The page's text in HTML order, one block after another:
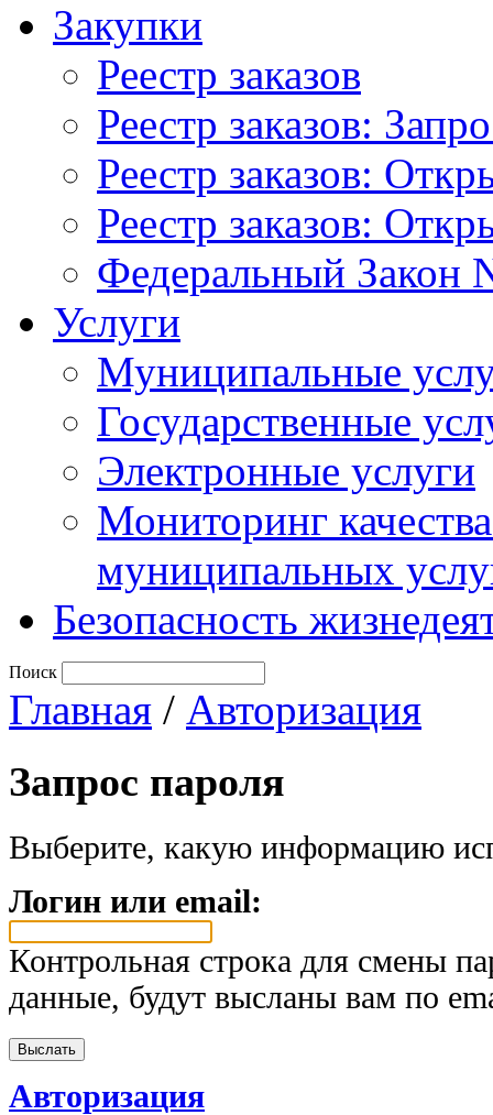
Закупки
Реестр заказов
Реестр заказов:
Реестр заказов:
Реестр заказов:
Федеральный Закон
Услуги
Муниципальные
Государственные
Электронные услуги
Мониторинг
муниципальных
Безопасность
Поиск
Главная / Авторизация
Запрос пароля
Выберите, какую информацию
Логин или email:
Контрольная строка для смены
данные, будут высланы вам по
Авторизация